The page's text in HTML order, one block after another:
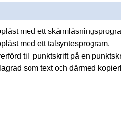
med ett
med ett talsyntesprogram.
till punktskrift på en
som text och därmed